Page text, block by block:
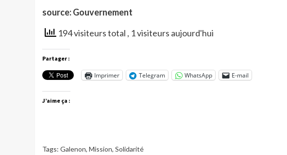
source: Gouvernement
194 visiteurs total , 1 visiteurs aujourd'hui
Partager :
Imprimer Telegram WhatsApp E-mail
J’aime ça :
Tags: Galenon, Mission, Solidarité